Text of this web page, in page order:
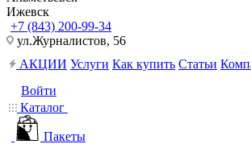
Ижевск
+7 (843) 200-99-34
ул.Журналистов, 56
АКЦИИ Услуги Как купить Статьи
Войти
Каталог
Пакеты